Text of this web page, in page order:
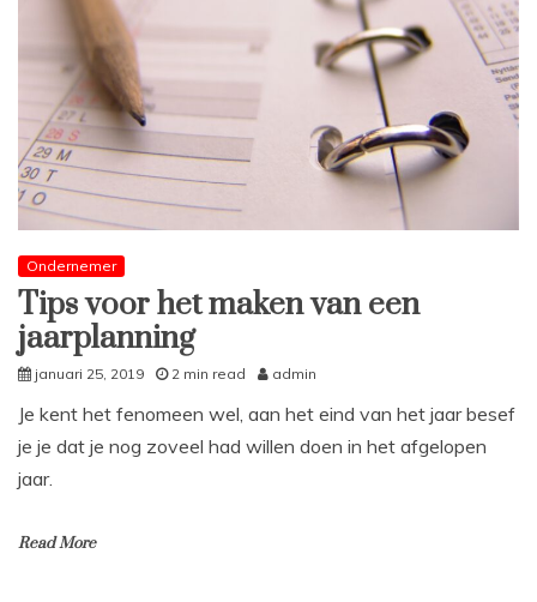
Ondernemer
Tips voor het maken van een
jaarplanning
januari 25, 2019 2 min read admin
Je kent het fenomeen wel, aan het eind van het jaar besef
je je dat je nog zoveel had willen doen in het afgelopen
jaar.
Read More